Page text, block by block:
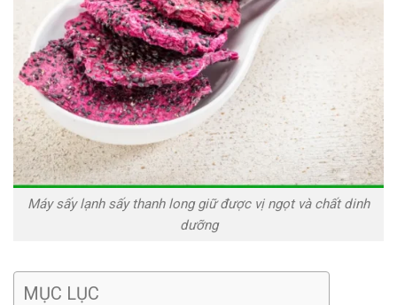
Máy sấy lạnh sấy thanh long giữ được vị ngọt và chất dinh
dưỡng
MỤC LỤC